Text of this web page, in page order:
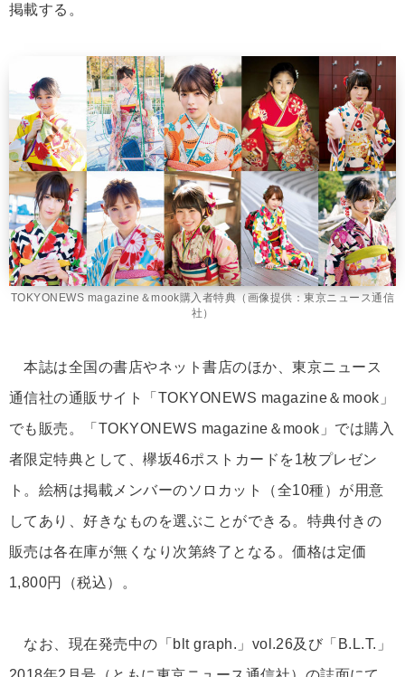
掲載する。
TOKYONEWS magazine＆mook購入者特典（画像提供：東京ニュース通信
社）
本誌は全国の書店やネット書店のほか、東京ニュース
通信社の通販サイト「TOKYONEWS magazine＆mook」
でも販売。「TOKYONEWS magazine＆mook」では購入
者限定特典として、欅坂46ポストカードを1枚プレゼン
ト。絵柄は掲載メンバーのソロカット（全10種）が用意
してあり、好きなものを選ぶことができる。特典付きの
販売は各在庫が無くなり次第終了となる。価格は定価
1,800円（税込）。
なお、現在発売中の「blt graph.」vol.26及び「B.L.T.」